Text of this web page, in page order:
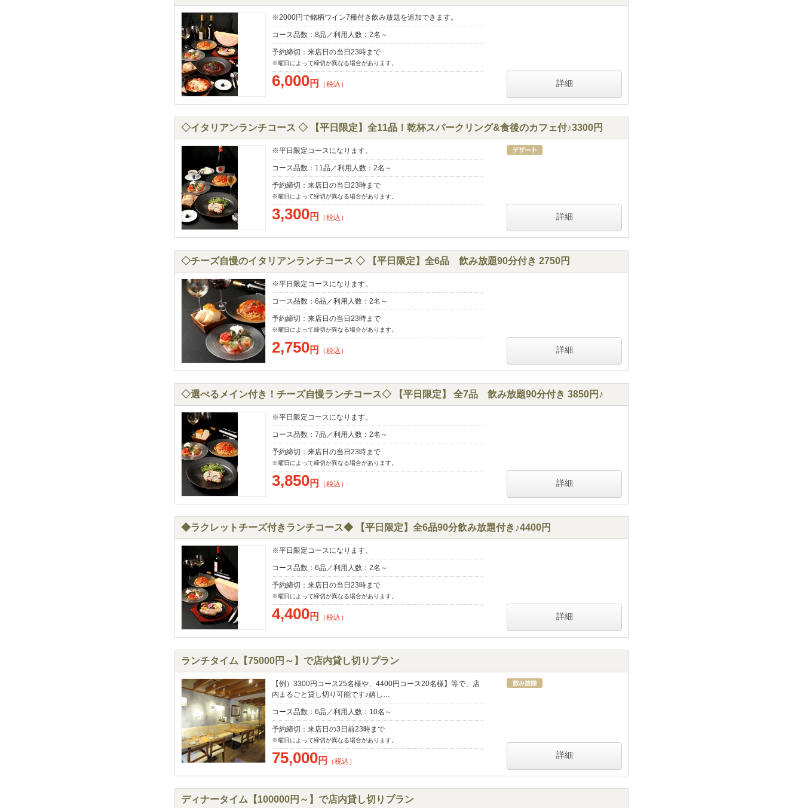
※2000円で銘柄ワイン7種付き飲み放題を追加できます。
コース品数：8品／利用人数：2名～
予約締切：来店日の当日23時まで
※曜日によって締切が異なる場合があります。
6,000円 （税込） 詳細
◇イタリアンランチコース ◇ 【平日限定】全11品！乾杯スパークリング&食後のカフェ付♪3300円
※平日限定コースになります。
コース品数：11品／利用人数：2名～
予約締切：来店日の当日23時まで
※曜日によって締切が異なる場合があります。
3,300円 （税込） 詳細
◇チーズ自慢のイタリアンランチコース ◇ 【平日限定】全6品 飲み放題90分付き 2750円
※平日限定コースになります。
コース品数：6品／利用人数：2名～
予約締切：来店日の当日23時まで
※曜日によって締切が異なる場合があります。
2,750円 （税込） 詳細
◇選べるメイン付き！チーズ自慢ランチコース◇ 【平日限定】 全7品 飲み放題90分付き 3850円♪
※平日限定コースになります。
コース品数：7品／利用人数：2名～
予約締切：来店日の当日23時まで
※曜日によって締切が異なる場合があります。
3,850円 （税込） 詳細
◆ラクレットチーズ付きランチコース◆ 【平日限定】全6品90分飲み放題付き♪4400円
※平日限定コースになります。
コース品数：6品／利用人数：2名～
予約締切：来店日の当日23時まで
※曜日によって締切が異なる場合があります。
4,400円 （税込） 詳細
ランチタイム【75000円～】で店内貸し切りプラン
【例）3300円コース25名様や、4400円コース20名様】等で、店
内まるごと貸し切り可能です♪嬉し…
コース品数：6品／利用人数：10名～
予約締切：来店日の3日前23時まで
※曜日によって締切が異なる場合があります。
75,000円 （税込）
詳細
ディナータイム【100000円～】で店内貸し切りプラン